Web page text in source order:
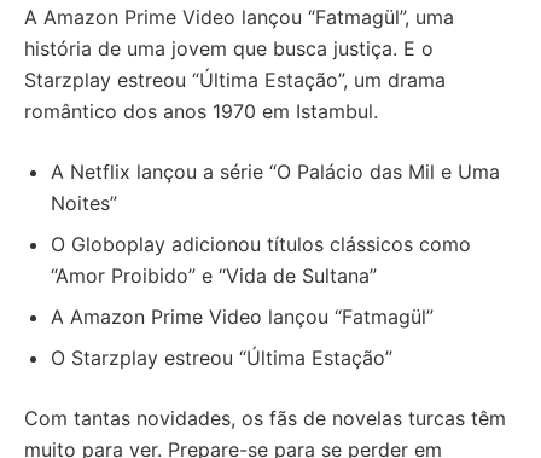
A Amazon Prime Video lançou “Fatmagül”, uma
história de uma jovem que busca justiça. E o
Starzplay estreou “Última Estação”, um drama
romântico dos anos 1970 em Istambul.
A Netflix lançou a série “O Palácio das Mil e Uma
Noites”
O Globoplay adicionou títulos clássicos como
“Amor Proibido” e “Vida de Sultana”
A Amazon Prime Video lançou “Fatmagül”
O Starzplay estreou “Última Estação”
Com tantas novidades, os fãs de novelas turcas têm
muito para ver. Prepare-se para se perder em